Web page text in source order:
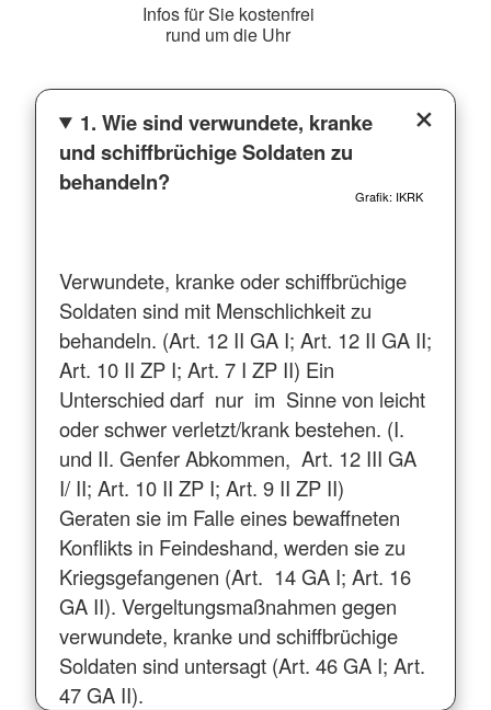
Infos für Sie kostenfrei
rund um die Uhr
1. Wie sind verwundete, kranke
und schiffbrüchige Soldaten zu
behandeln?
Grafik: IKRK
Verwundete, kranke oder schiffbrüchige
Soldaten sind mit Menschlichkeit zu
behandeln. (Art. 12 II GA I; Art. 12 II GA II;
Art. 10 II ZP I; Art. 7 I ZP II) Ein
Unterschied darf nur im Sinne von leicht
oder schwer verletzt/krank bestehen. (I.
und II. Genfer Abkommen, Art. 12 III GA
I/ II; Art. 10 II ZP I; Art. 9 II ZP II)
Geraten sie im Falle eines bewaffneten
Konflikts in Feindeshand, werden sie zu
Kriegsgefangenen (Art. 14 GA I; Art. 16
GA II). Vergeltungsmaßnahmen gegen
verwundete, kranke und schiffbrüchige
Soldaten sind untersagt (Art. 46 GA I; Art.
47 GA II).